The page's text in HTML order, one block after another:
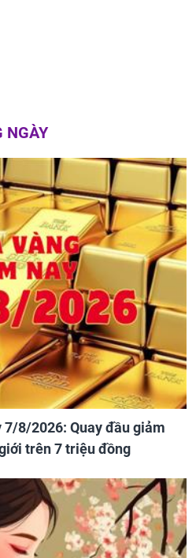
NGÀY
7/8/2026: Quay đầu giảm
trên 7 triệu đồng